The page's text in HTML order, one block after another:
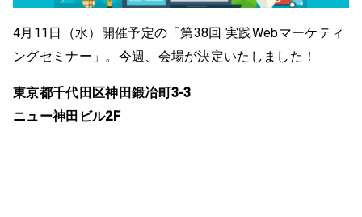
4月11日（水）開催予定の「第38回 実践Webマーケティ
ングセミナー」。今週、会場が決定いたしました！
東京都千代田区神田鍛冶町3-3
ニュー神田ビル2F